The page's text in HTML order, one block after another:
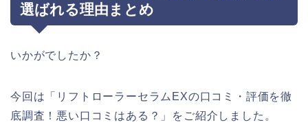
選ばれる理由まとめ
いかがでしたか？
今回は「リフトローラーセラムEXの口コミ・評価を徹
底調査！悪い口コミはある？」をご紹介しました。